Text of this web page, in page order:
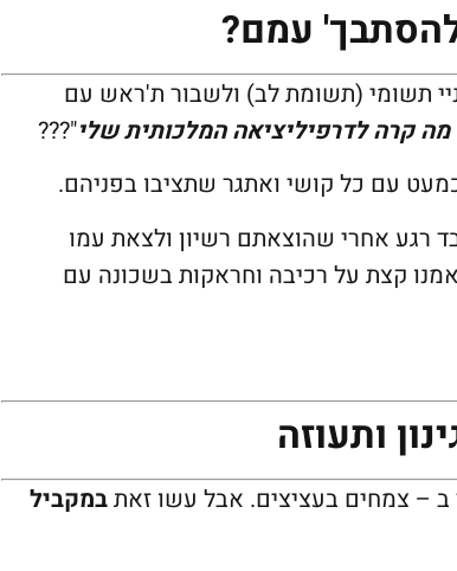
עמם?
תשומי (תשומת לב) ולשבור ת'ראש עם
מה קרה לדרפיליציאה המלכותית שלי"???
עם כל קושי ואתגר שתציבו בפניהם.
רגע אחרי שהוצאתם רשיון ולצאת עמו
קצת על רכיבה וחראקות בשכונה עם
ותעוזה
ב – צמחים בעציצים. אבל עשו זאתבמקביל